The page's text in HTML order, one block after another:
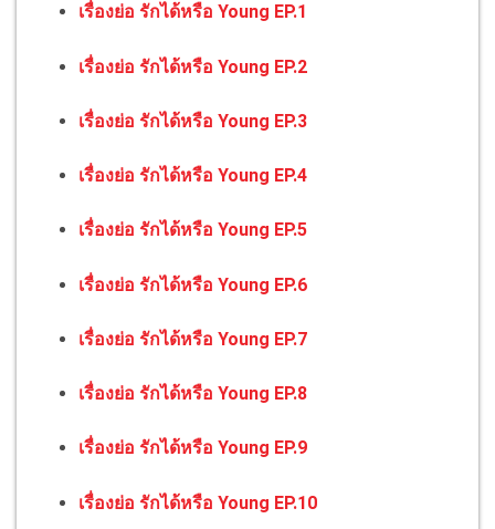
เรื่องย่อ รักได้หรือ Young EP.1
เรื่องย่อ รักได้หรือ Young EP.2
เรื่องย่อ รักได้หรือ Young EP.3
เรื่องย่อ รักได้หรือ Young EP.4
เรื่องย่อ รักได้หรือ Young EP.5
เรื่องย่อ รักได้หรือ Young EP.6
เรื่องย่อ รักได้หรือ Young EP.7
เรื่องย่อ รักได้หรือ Young EP.8
เรื่องย่อ รักได้หรือ Young EP.9
เรื่องย่อ รักได้หรือ Young EP.10